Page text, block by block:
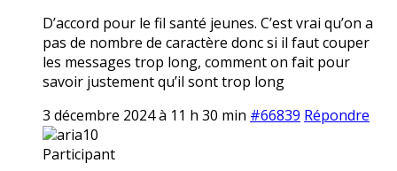
D’accord pour le fil santé jeunes. C’est vrai qu’on a
pas de nombre de caractère donc si il faut couper
les messages trop long, comment on fait pour
savoir justement qu’il sont trop long
3 décembre 2024 à 11 h 30 min #66839 Répondre
aria10
Participant